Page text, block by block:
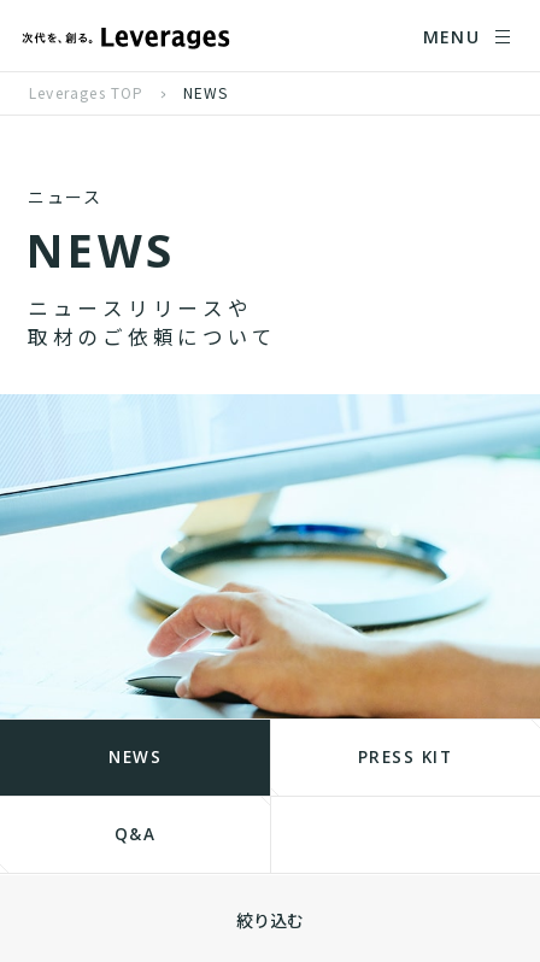
MENU
Leverages TOP NEWS
ニュース
NEWS
ニ ュ ー ス リ リ ー ス や
取 材 の ご 依 頼 に つ い て
NEWS PRESS KIT
Q&A
絞り込む